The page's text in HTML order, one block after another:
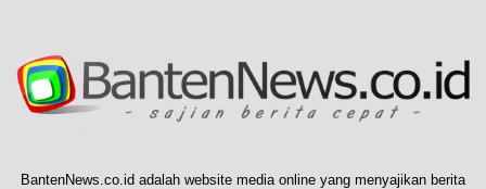
BantenNews.co.id adalah website media online yang menyajikan berita